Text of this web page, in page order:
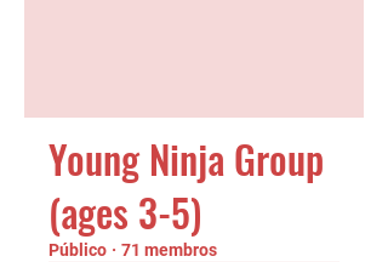
Young Ninja Group
(ages 3-5)
Público · 71 membros